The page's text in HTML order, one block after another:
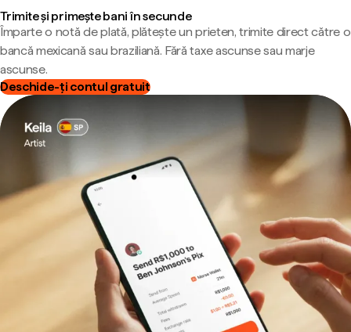
Trimite și primește bani în secunde
Împarte o notă de plată, plătește un prieten, trimite direct către o
bancă mexicană sau braziliană. Fără taxe ascunse sau marje
ascunse.
Deschide-ți contul gratuit